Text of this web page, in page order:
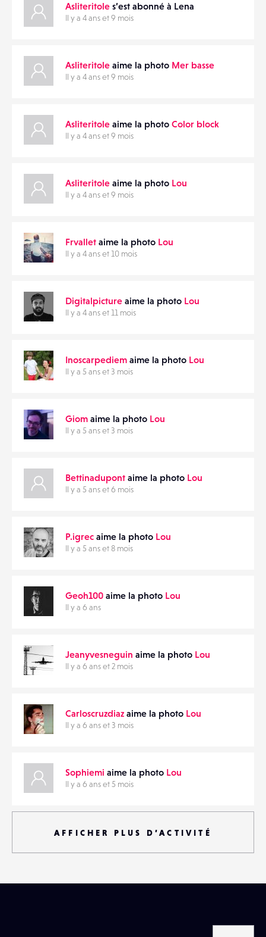
Asliteritole s’est abonné à Lena
Il y a 4 ans et 9 mois
Asliteritole aime la photo Mer basse
Il y a 4 ans et 9 mois
Asliteritole aime la photo Color block
Il y a 4 ans et 9 mois
Asliteritole aime la photo Lou
Il y a 4 ans et 9 mois
Frvallet aime la photo Lou
Il y a 4 ans et 10 mois
Digitalpicture aime la photo Lou
Il y a 4 ans et 11 mois
Inoscarpediem aime la photo Lou
Il y a 5 ans et 3 mois
Giom aime la photo Lou
Il y a 5 ans et 3 mois
Bettinadupont aime la photo Lou
Il y a 5 ans et 6 mois
P.igrec aime la photo Lou
Il y a 5 ans et 8 mois
Geoh100 aime la photo Lou
Il y a 6 ans
Jeanyvesneguin aime la photo Lou
Il y a 6 ans et 2 mois
Carloscruzdiaz aime la photo Lou
Il y a 6 ans et 3 mois
Sophiemi aime la photo Lou
Il y a 6 ans et 5 mois
AFFICHER PLUS D’ACTIVITÉ